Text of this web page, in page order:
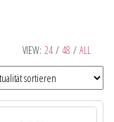
VIEW: 24 / 48 / ALL